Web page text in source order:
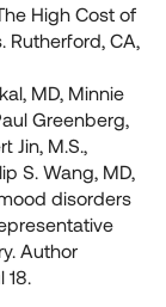
High Cost of
Rutherford, CA,
MD, Minnie
Greenberg,
Jin, M.S.,
S. Wang, MD,
disorders
Author
18.